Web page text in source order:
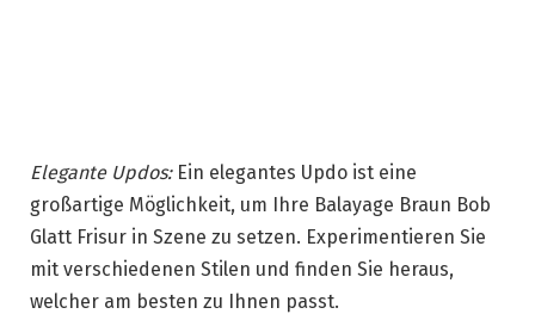
Elegante Updos:Ein elegantes Updo ist eine
großartige Möglichkeit, um Ihre Balayage Braun Bob
Glatt Frisur in Szene zu setzen. Experimentieren Sie
mit verschiedenen Stilen und finden Sie heraus,
welcher am besten zu Ihnen passt.